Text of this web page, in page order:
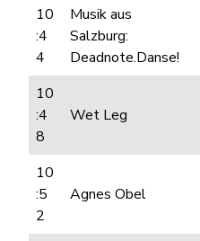
10
:4
4
Musik aus
Salzburg:
Deadnote.Danse!
10
:4
8
Wet Leg
10
:5
2
Agnes Obel